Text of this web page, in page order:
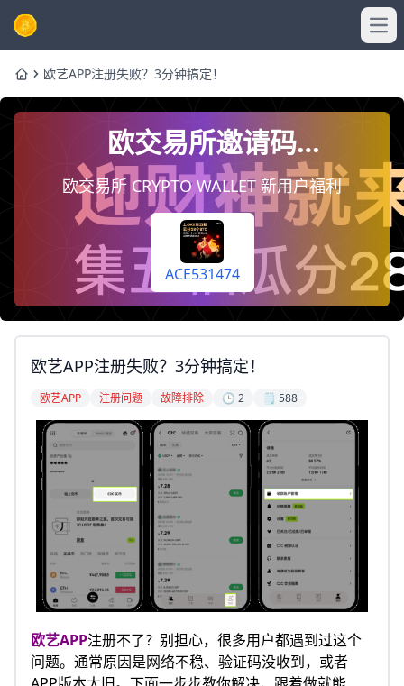
Home欧艺APP注册失败？3分钟搞定！
欧交易所邀请码
ACE531474，注册时填写即
终身享受手续费返佣20%
（每天自动到你账户）
欧交易所 CRYPTO WALLET 新用户福利
ACE531474
欧艺APP注册失败？3分钟搞定！
欧艺APP 注册问题 故障排除 🕒 2 🗒️ 588
欧艺APP注册不了？别担心，很多用户都遇到过这个
问题。通常原因是网络不稳、验证码没收到，或者